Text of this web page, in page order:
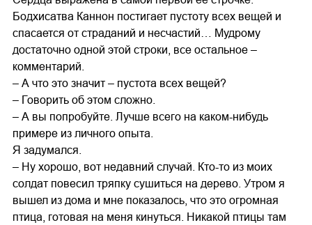
Бодхисатва Каннон постигает пустоту всех вещей и
спасается от страданий и несчастий… Мудрому
достаточно одной этой строки, все остальное –
комментарий.
– А что это значит – пустота всех вещей?
– Говорить об этом сложно.
– А вы попробуйте. Лучше всего на каком-нибудь
примере из личного опыта.
Я задумался.
– Ну хорошо, вот недавний случай. Кто-то из моих
солдат повесил тряпку сушиться на дерево. Утром я
вышел из дома и мне показалось, что это огромная
птица, готовая на меня кинуться. Никакой птицы там